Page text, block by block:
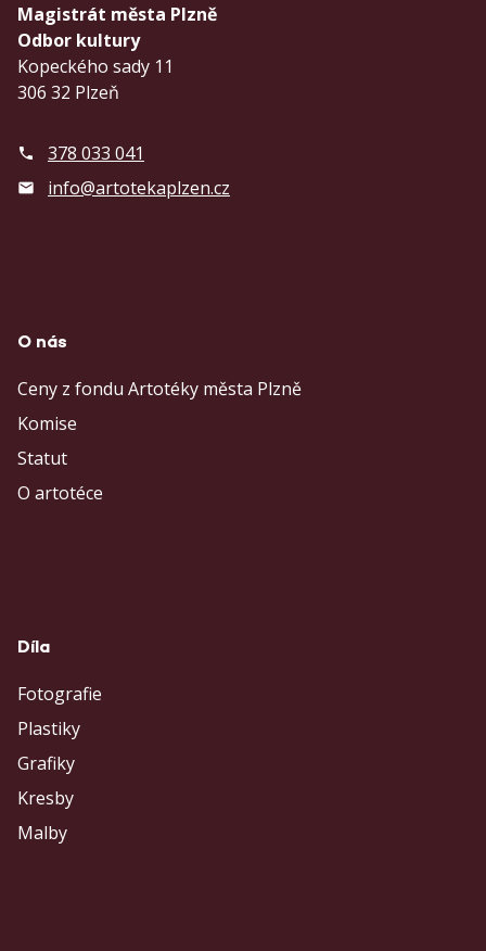
Magistrát města Plzně
Odbor kultury
Kopeckého sady 11
306 32 Plzeň
378 033 041
info@artotekaplzen.cz
O nás
Ceny z fondu Artotéky města Plzně
Komise
Statut
O artotéce
Díla
Fotografie
Plastiky
Grafiky
Kresby
Malby